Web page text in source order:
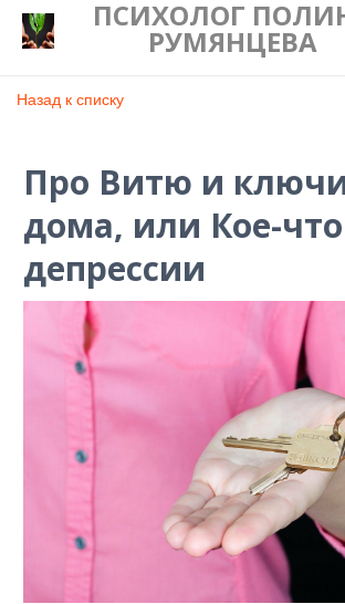
ПСИХОЛОГ
РУМЯНЦЕВА
Назад к списку
Про Витю и
дома, или Кое-
депрессии